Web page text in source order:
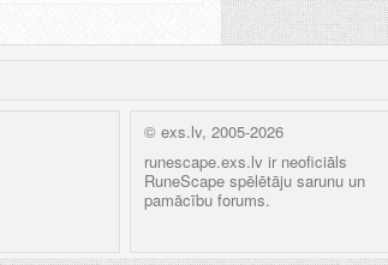
© exs.lv, 2005-2026
runescape.exs.lv ir neoficiāls
RuneScape spēlētāju sarunu un
pamācību forums.